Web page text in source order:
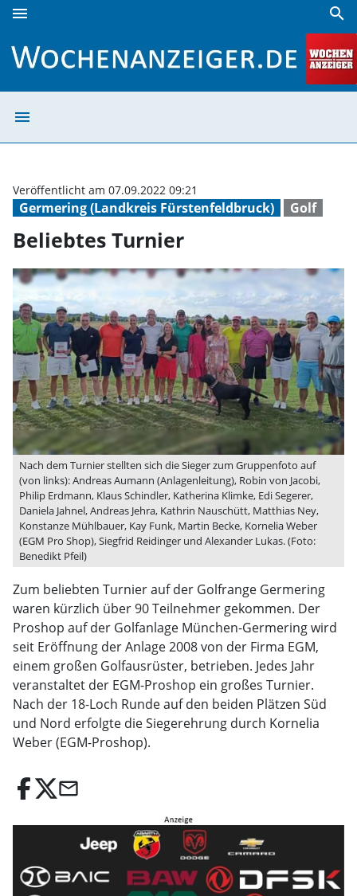
menu search
menu
Germering (Landkreis Fürstenfeldbruck) Golf
Veröffentlicht am 07.09.2022 09:21
Beliebtes Turnier
Nach dem Turnier stellten sich die Sieger zum Gruppenfoto auf
(von links): Andreas Aumann (Anlagenleitung), Robin von Jacobi,
Philip Erdmann, Klaus Schindler, Katherina Klimke, Edi Segerer,
Daniela Jahnel, Andreas Jehra, Kathrin Nauschütt, Matthias Ney,
Konstanze Mühlbauer, Kay Funk, Martin Becke, Kornelia Weber
(EGM Pro Shop), Siegfrid Reidinger und Alexander Lukas. (Foto:
Benedikt Pfeil)
Zum beliebten Turnier auf der Golfrange Germering
waren kürzlich über 90 Teilnehmer gekommen. Der
Proshop auf der Golfanlage München-Germering wird
seit Eröffnung der Anlage 2008 von der Firma EGM,
einem großen Golfausrüster, betrieben. Jedes Jahr
veranstaltet der EGM-Proshop ein großes Turnier.
Nach der 18-Loch Runde auf den beiden Plätzen Süd
und Nord erfolgte die Siegerehrung durch Kornelia
Weber (EGM-Proshop).
email